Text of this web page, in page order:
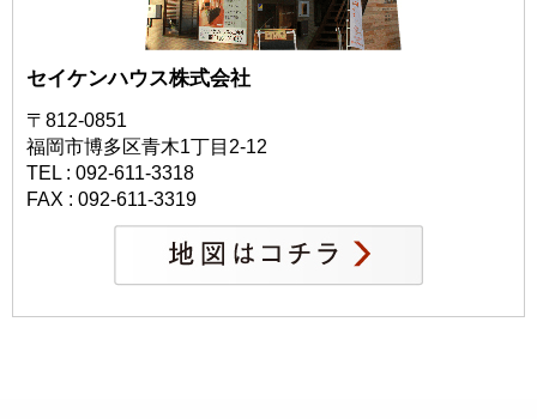
セイケンハウス株式会社
〒812-0851
福岡市博多区青木1丁目2-12
TEL : 092-611-3318
FAX : 092-611-3319